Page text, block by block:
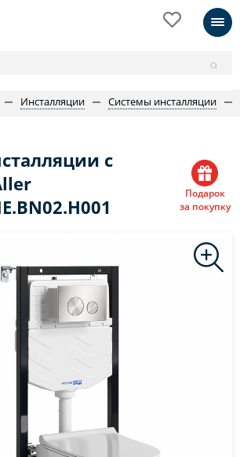
Инсталляции Системы инсталляции
с
Подарок
за покупку